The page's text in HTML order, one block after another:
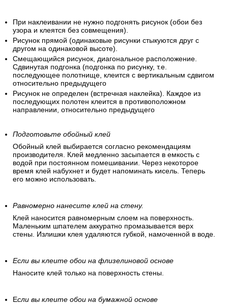
При наклеивании не нужно подгонять рисунок (обои без
узора и клеятся без совмещения).
Рисунок прямой (одинаковые рисунки стыкуются друг с
другом на одинаковой высоте).
Смещающийся рисунок, диагональное расположение.
Сдвинутая подгонка (подгонка по рисунку, т.е.
последующее полотнище, клеится с вертикальным сдвигом
относительно предыдущего
Рисунок не определен (встречная наклейка). Каждое из
последующих полотен клеится в противоположном
направлении, относительно предыдущего
Подготовьте обойный клей
Обойный клей выбирается согласно рекомендациям
производителя. Клей медленно засыпается в емкость с
водой при постоянном помешивании. Через некоторое
время клей набухнет и будет напоминать кисель. Теперь
его можно использовать.
Равномерно нанесите клей на стену.
Клей наносится равномерным слоем на поверхность.
Маленьким шпателем аккуратно промазывается верх
стены. Излишки клея удаляются губкой, намоченной в воде.
Если вы клеите обои на флизелиновой основе
Наносите клей только на поверхность стены.
Если вы клеите обои на бумажной основе